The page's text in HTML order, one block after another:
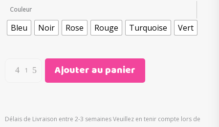
était :
€39.00.
est :
€19.99.
Couleur
Bleu Noir Rose Rouge Turquoise Vert
Ajouter au panier
Délais de Livraison entre 2-3 semaines Veuillez en tenir compte lors de